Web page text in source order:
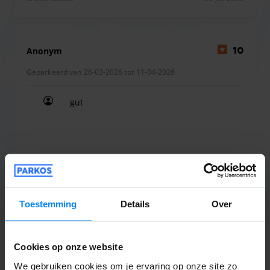
Toestemming Details Over
Cookies op onze website
We gebruiken cookies om je ervaring op onze site zo
Anonym 10
Geparkeerd van 26-03-2026 tot 11-04-2026
gut